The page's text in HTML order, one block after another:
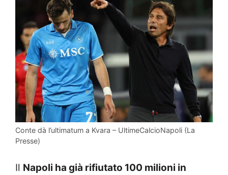
Conte dà l’ultimatum a Kvara – UltimeCalcioNapoli (La
Presse)
Il Napoli ha già rifiutato 100 milioni in